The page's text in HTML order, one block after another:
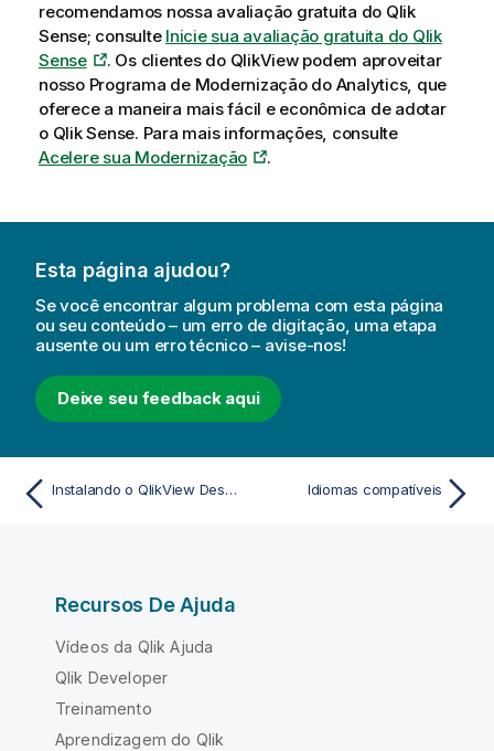
recomendamos nossa avaliação gratuita do Qlik
Sense; consulte Inicie sua avaliação gratuita do Qlik
Sense
. Os clientes do QlikViewpodem aproveitar
nosso Programa de Modernização do Analytics, que
oferece a maneira mais fácil e econômica de adotar
o Qlik Sense. Para mais informações, consulte
Acelere sua Modernização
.
Esta página ajudou?
Se você encontrar algum problema com esta página
ou seu conteúdo – um erro de digitação, uma etapa
ausente ou um erro técnico – avise-nos!
Deixe seu feedback aqui
Instalando o QlikView Desktop Idiomas compatíveis
Recursos De Ajuda
Vídeos da Qlik Ajuda
Qlik Developer
Treinamento
Aprendizagem do Qlik